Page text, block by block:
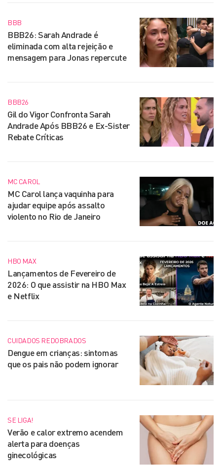
BBB
BBB26: Sarah Andrade é
eliminada com alta rejeição e
mensagem para Jonas repercute
BBB26
Gil do Vigor Confronta Sarah
Andrade Após BBB26 e Ex-Sister
Rebate Críticas
MC CAROL
MC Carol lança vaquinha para
ajudar equipe após assalto
violento no Rio de Janeiro
HBO MAX
Lançamentos de Fevereiro de
2026: O que assistir na HBO Max
e Netflix
CUIDADOS REDOBRADOS
Dengue em crianças: sintomas
que os pais não podem ignorar
SE LIGA!
Verão e calor extremo acendem
alerta para doenças
ginecológicas